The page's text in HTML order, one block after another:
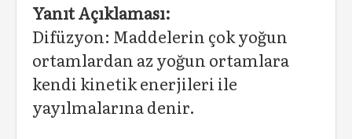
Yanıt Açıklaması:
Difüzyon: Maddelerin çok yoğun
ortamlardan az yoğun ortamlara
kendi kinetik enerjileri ile
yayılmalarına denir.